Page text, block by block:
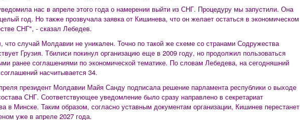
нас в апреле этого года о намерении выйти из СНГ. Процедуру мы запустили. Она
год. Но также прозвучала заявка от Кишинева, что он желает остаться в экономическом
СНГ", - сказал Лебедев.
что случай Молдавии не уникален. Точно по такой же схеме со странами Содружества
Грузия. Тбилиси покинул организацию еще в 2009 году, но продолжил пользоваться
ранее соглашениями по экономической тематике. По словам Лебедева, на сегодняшний
насчитывается 34.
президент Молдавии Майя Санду подписала решение парламента республики о выходе
СНГ. Соответствующее уведомление было сразу направлено в секретариат
в Минске. Таким образом, согласно уставным документам организации, Кишинев перестанет
уже в апреле 2027 года.